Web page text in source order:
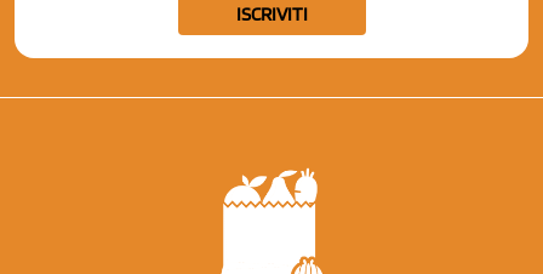
ISCRIVITI